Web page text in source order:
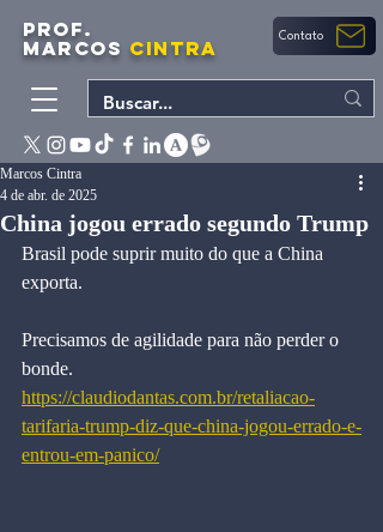
PROF.
MARCOS CINTRA Contato
China jogou errado segundo Trump
Marcos Cintra
4 de abr. de 2025
Brasil pode suprir muito do que a China
exporta.
Precisamos de agilidade para não perder o
bonde.
https://claudiodantas.com.br/retaliacao-
tarifaria-trump-diz-que-china-jogou-errado-e-
entrou-em-panico/